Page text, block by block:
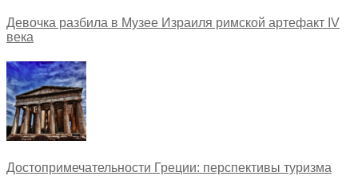
Девочка разбила в Музее Израиля римской артефакт IV
века
Достопримечательности Греции: перспективы туризма